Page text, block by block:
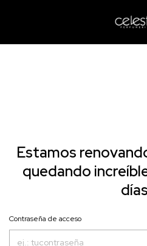
Estamos
quedando
Contraseña de acceso